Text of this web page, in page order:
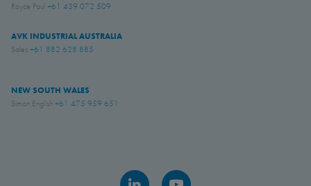
Royce Paul +61 439 072 509
AVK INDUSTRIAL AUSTRALIA
Sales+61 882 628 885
NEW SOUTH WALES
Simon English +61 475 959 651